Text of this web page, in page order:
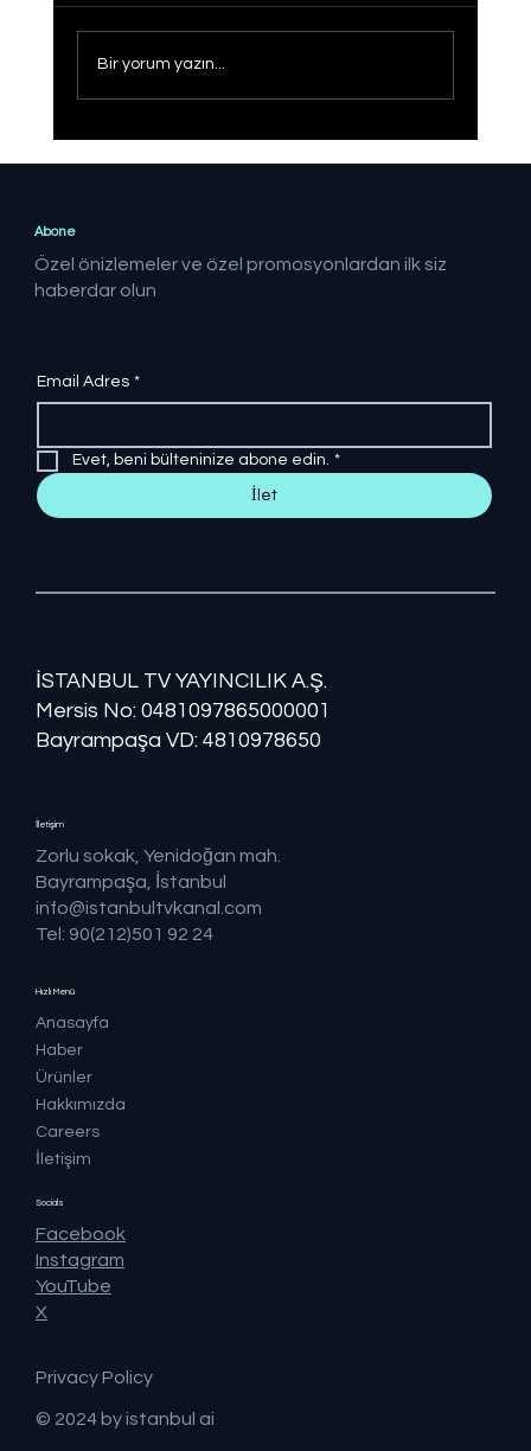
Bir yorum yazın...
Abone
Özel önizlemeler ve özel promosyonlardan ilk siz
haberdar olun
Email Adres *
Evet, beni bülteninize abone edin. *
İlet
İSTANBUL TV YAYINCILIK A.Ş.
Mersis No: ​​0481097865000001
Bayrampaşa VD: 4810978650
Hızlı Menü
Anasayfa
Haber
Ürünler
Hakkımızda
Careers
İletişim
İletişim
Zorlu sokak, Yenidoğan mah.
Bayrampaşa, İstanbul
info@istanbultvkanal.com
Tel: 90(212)501 92 24
Socials
Facebook
Instagram
YouTube
X
© 2024 by istanbul ai
Privacy Policy